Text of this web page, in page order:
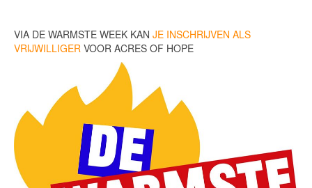
VIA DE WARMSTE WEEK KAN JE INSCHRIJVEN ALS
VRIJWILLIGER VOOR ACRES OF HOPE